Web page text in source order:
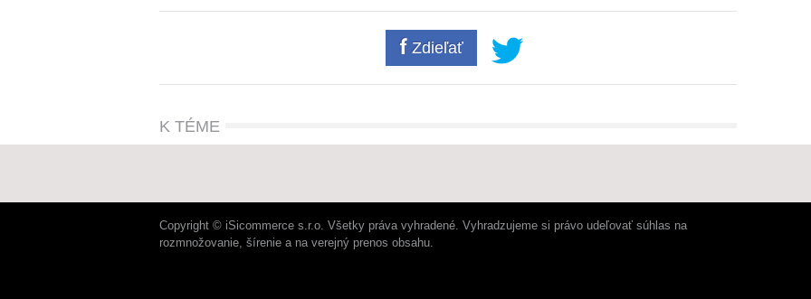
Zdieľať
K TÉME
Copyright © iSicommerce s.r.o. Všetky práva vyhradené. Vyhradzujeme si právo udeľovať súhlas na
rozmnožovanie, šírenie a na verejný prenos obsahu.